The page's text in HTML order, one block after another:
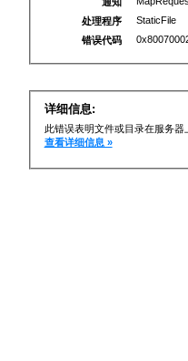
处理程序
StaticFile
错误代码
详细信息:
此错误表明文件或目录在服务器
查看详细信息 »